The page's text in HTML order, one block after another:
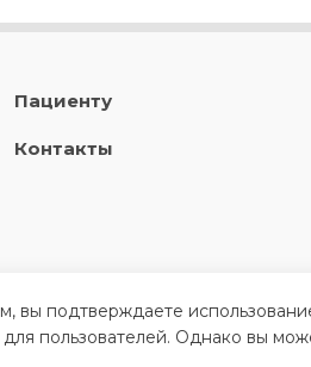
Пациенту
Контакты
вы подтверждаете
пользователей. Однако вы